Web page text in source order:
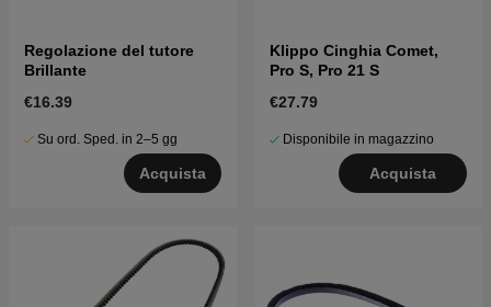
Regolazione del tutore
Brillante
€16.39
Su ord. Sped. in 2–5 gg
Acquista
Klippo Cinghia Comet,
Pro S, Pro 21 S
€27.79
Disponibile in magazzino
Acquista